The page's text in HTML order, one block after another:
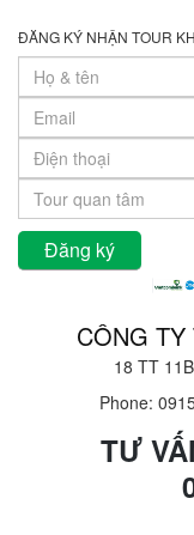
ĐĂNG KÝ NHẬN TOUR
CÔNG TY
18 TT
Phone:
TƯ